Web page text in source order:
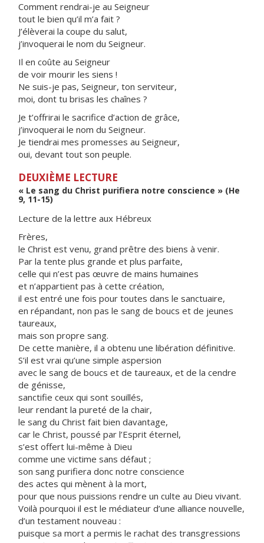
Comment rendrai-je au Seigneur
tout le bien qu’il m’a fait ?
J’élèverai la coupe du salut,
j’invoquerai le nom du Seigneur.
Il en coûte au Seigneur
de voir mourir les siens !
Ne suis-je pas, Seigneur, ton serviteur,
moi, dont tu brisas les chaînes ?
Je t’offrirai le sacrifice d’action de grâce,
j’invoquerai le nom du Seigneur.
Je tiendrai mes promesses au Seigneur,
oui, devant tout son peuple.
DEUXIÈME LECTURE
« Le sang du Christ purifiera notre conscience » (He
9, 11-15)
Lecture de la lettre aux Hébreux
Frères,
le Christ est venu, grand prêtre des biens à venir.
Par la tente plus grande et plus parfaite,
celle qui n’est pas œuvre de mains humaines
et n’appartient pas à cette création,
il est entré une fois pour toutes dans le sanctuaire,
en répandant, non pas le sang de boucs et de jeunes
taureaux,
mais son propre sang.
De cette manière, il a obtenu une libération définitive.
S’il est vrai qu’une simple aspersion
avec le sang de boucs et de taureaux, et de la cendre
de génisse,
sanctifie ceux qui sont souillés,
leur rendant la pureté de la chair,
le sang du Christ fait bien davantage,
car le Christ, poussé par l’Esprit éternel,
s’est offert lui-même à Dieu
comme une victime sans défaut ;
son sang purifiera donc notre conscience
des actes qui mènent à la mort,
pour que nous puissions rendre un culte au Dieu vivant.
Voilà pourquoi il est le médiateur d’une alliance nouvelle,
d’un testament nouveau :
puisque sa mort a permis le rachat des transgressions